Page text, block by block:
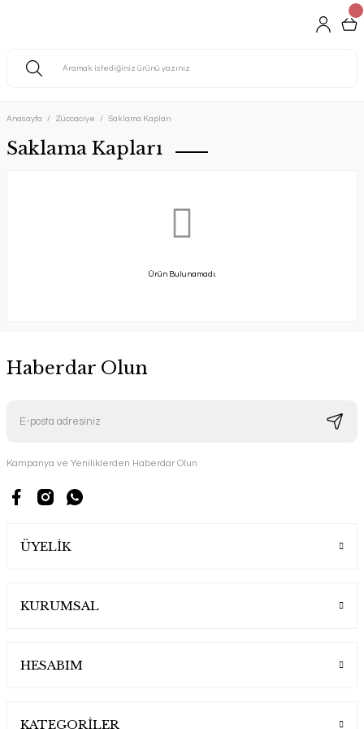
Anasayfa Züccaciye Saklama Kapları
Saklama Kapları
Ürün Bulunamadı.
Haberdar Olun
Kampanya ve Yeniliklerden Haberdar Olun
ÜYELİK
KURUMSAL
HESABIM
KATEGORİLER